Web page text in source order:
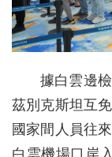
據白雲邊
茲別克斯坦互
國家間人員往
白雲機場口岸